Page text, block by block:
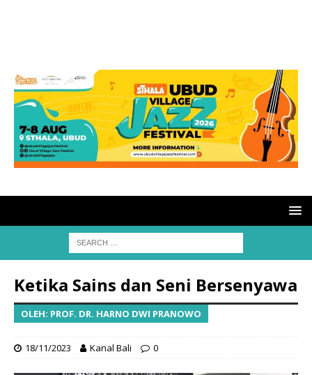
Ketika Sains dan Seni Bersenyawa
OLEH: PROF. DR. HARNO DWI PRANOWO
18/11/2023 Kanal Bali 0